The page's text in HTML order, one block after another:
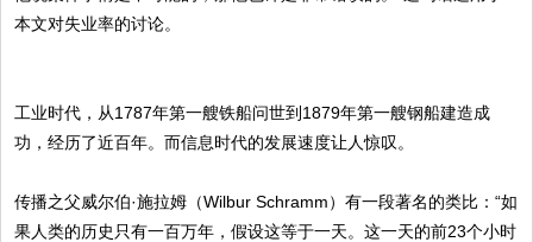
本文对失业率的讨论。
工业时代，从1787年第一艘铁船问世到1879年第一艘钢船建造成
功，经历了近百年。而信息时代的发展速度让人惊叹。
传播之父威尔伯·施拉姆（Wilbur Schramm）有一段著名的类比：“如
果人类的历史只有一百万年，假设这等于一天。这一天的前23个小时